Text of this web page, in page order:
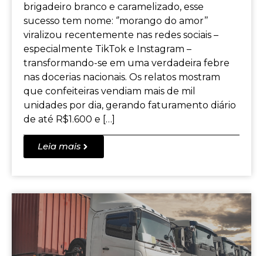
brigadeiro branco e caramelizado, esse
sucesso tem nome: ‘’morango do amor’’
viralizou recentemente nas redes sociais –
especialmente TikTok e Instagram –
transformando-se em uma verdadeira febre
nas docerias nacionais. Os relatos mostram
que confeiteiras vendiam mais de mil
unidades por dia, gerando faturamento diário
de até R$1.600 e […]
Leia mais